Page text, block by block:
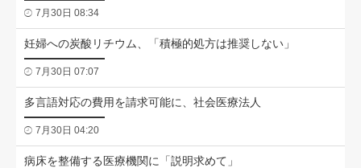
7月30日 08:34
妊婦への炭酸リチウム、「積極的処方は推奨しない」
7月30日 07:07
多言語対応の費用を請求可能に、社会医療法人
7月30日 04:20
病床を整備する医療機関に「説明求めて」